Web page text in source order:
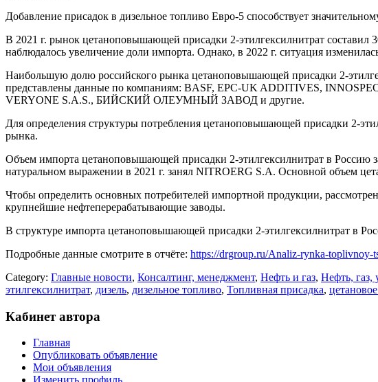
Добавление присадок в дизельное топливо Евро-5 способствует
В 2021 г. рынок цетаноповышающей присадки 2-этилгексилнитрат составил
наблюдалось увеличение доли импорта. Однако, в 2022 г. ситуация
Наибольшую долю российского рынка цетаноповышающей присадки 2-
представлены данные по компаниям: BASF, EPC-UK ADDITIVES,
VERYONE S.A.S., БИЙСКИЙ ОЛЕУМНЫЙ ЗАВОД и другие.
Для определения структуры потребления цетаноповышающей присадки 2-
рынка.
Объем импорта цетаноповышающей присадки 2-этилгексилнитрат в Россию
натуральном выражении в 2021 г. занял NITROERG S.A. Основной объем
Чтобы определить основных потребителей импортной продукции,
крупнейшие нефтеперерабатывающие заводы.
В структуре импорта цетаноповышающей присадки 2-этилгексилнитрат в
Подробные данные смотрите в отчёте: https://drgroup.ru/Analiz-rynka-toplivnoy-
Category: Главные новости, Консалтинг, менеджмент, Нефть и газ, Нефть, газ,
этилгексилнитрат, дизель, дизельное топливо, Топливная присадка,
Кабинет автора
Главная
Опубликовать объявление
Мои объявления